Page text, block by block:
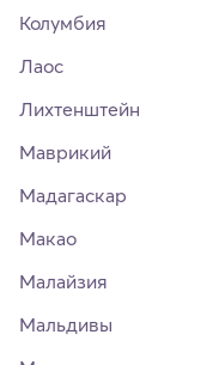
Колумбия
Лаос
Лихтенштейн
Маврикий
Мадагаскар
Макао
Малайзия
Мальдивы